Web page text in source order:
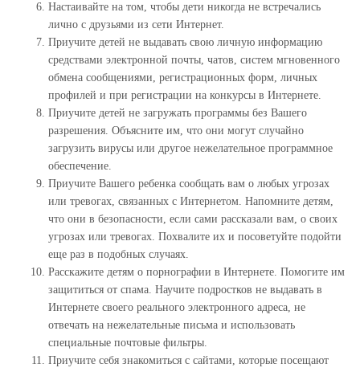
Настаивайте на том, чтобы дети никогда не встречались
лично с друзьями из сети Интернет.
Приучите детей не выдавать свою личную информацию
средствами электронной почты, чатов, систем мгновенного
обмена сообщениями, регистрационных форм, личных
профилей и при регистрации на конкурсы в Интернете.
Приучите детей не загружать программы без Вашего
разрешения. Объясните им, что они могут случайно
загрузить вирусы или другое нежелательное программное
обеспечение.
Приучите Вашего ребенка сообщать вам о любых угрозах
или тревогах, связанных с Интернетом. Напомните детям,
что они в безопасности, если сами рассказали вам, о своих
угрозах или тревогах. Похвалите их и посоветуйте подойти
еще раз в подобных случаях.
Расскажите детям о порнографии в Интернете. Помогите им
защититься от спама. Научите подростков не выдавать в
Интернете своего реального электронного адреса, не
отвечать на нежелательные письма и использовать
специальные почтовые фильтры.
Приучите себя знакомиться с сайтами, которые посещают